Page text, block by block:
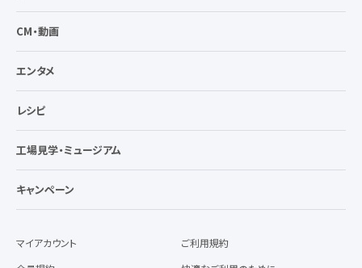
CM・動画
エンタメ
レシピ
工場見学・ミュージアム
キャンペーン
マイアカウント
ご利用規約